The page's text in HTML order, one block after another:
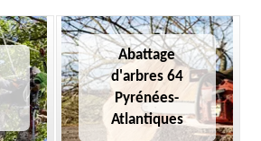
Abattage
d'arbres 64
Pyrénées-
Atlantiques